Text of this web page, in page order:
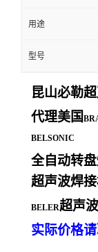
用途
型号
昆山必勒
代理美国
BELSONIC
全自动转
超声波焊
BELER超声
实际价格